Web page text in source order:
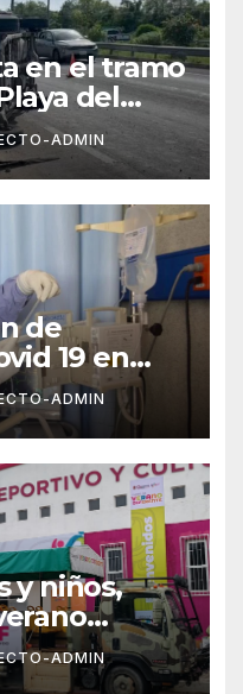
en el tramo
del
ADMIN
de
19 en
ADMIN
y niños,
ADMIN